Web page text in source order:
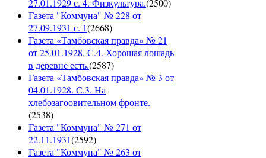
27.01.1929 с. 4. Физкультура.(2500)
Газета "Коммуна" № 228 от
27.09.1931 с. 1(2668)
Газета «Тамбовская правда» № 21
от 25.01.1928. С.4. Хорошая лошадь
в деревне есть.(2587)
Газета «Тамбовская правда» № 3 от
04.01.1928. С.3. На
хлебозагоовительном фронте.
(2538)
Газета "Коммуна" № 271 от
22.11.1931(2592)
Газета "Коммуна" № 263 от